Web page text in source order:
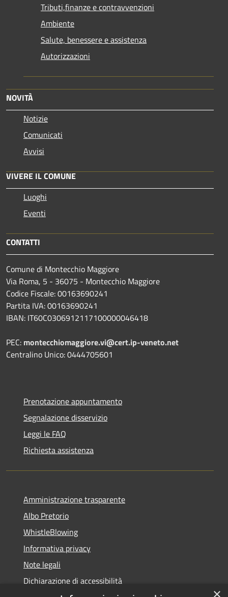
Tributi,finanze e contravvenzioni
Ambiente
Salute, benessere e assistenza
Autorizzazioni
NOVITÀ
Notizie
Comunicati
Avvisi
VIVERE IL COMUNE
Luoghi
Eventi
CONTATTI
Comune di Montecchio Maggiore
Via Roma, 5 - 36075 - Montecchio Maggiore
Codice Fiscale: 00163690241
Partita IVA: 00163690241
IBAN: IT60C0306912117100000046418
PEC: montecchiomaggiore.vi@cert.ip-veneto.net
Centralino Unico: 0444705601
Prenotazione appuntamento
Segnalazione disservizio
Leggi le FAQ
Richiesta assistenza
Amministrazione trasparente
Albo Pretorio
WhistleBlowing
Informativa privacy
Note legali
Dichiarazione di accessibilità